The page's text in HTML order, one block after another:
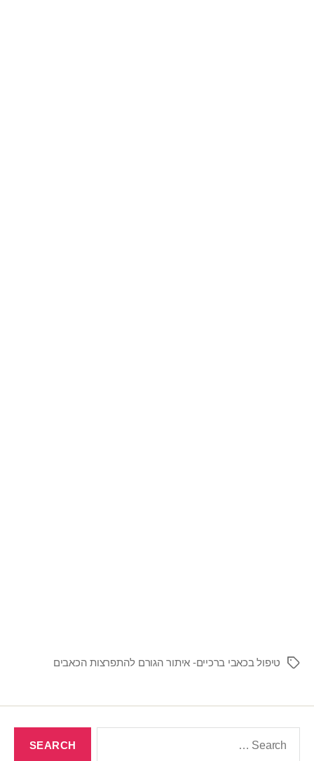
טיפול בכאבי ברכיים- איתור הגורם להתפרצות הכאבים